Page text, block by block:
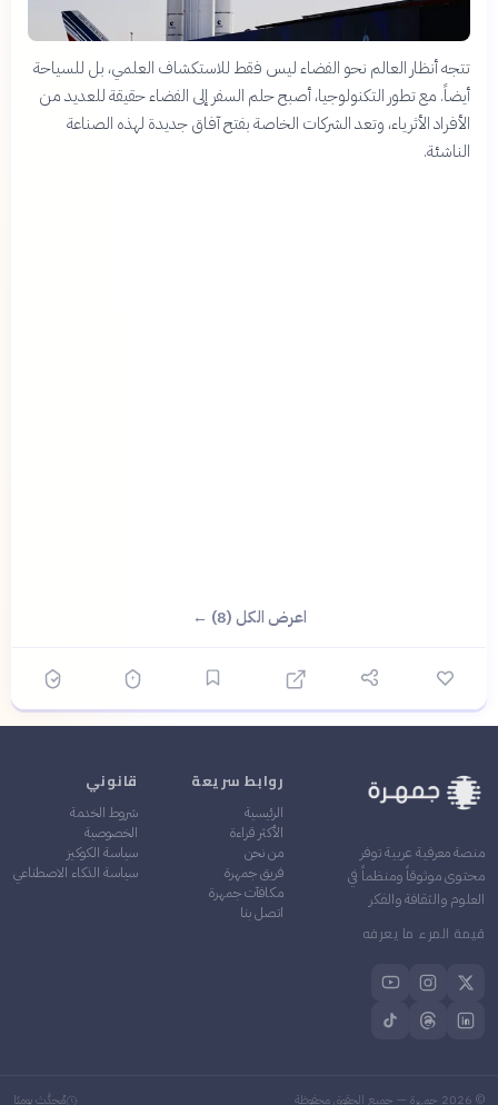
تتجه أنظار العالم نحو الفضاء ليس فقط للاستكشاف العلمي، بل للسياحة
أيضاً. مع تطور التكنولوجيا، أصبح حلم السفر إلى الفضاء حقيقة للعديد من
الأفراد الأثرياء، وتعد الشركات الخاصة بفتح آفاق جديدة لهذه الصناعة
الناشئة.
اعرض الكل (8) ←
منصة معرفية عربية توفر
محتوى موثوقاً ومنظماً في
العلوم والثقافة والفكر
قيمة المرء ما يعرفه
روابط سريعة
الرئيسية
الأكثر قراءة
من نحن
فريق جمهرة
مكافآت جمهرة
اتصل بنا
قانوني
شروط الخدمة
الخصوصية
سياسة الكوكيز
سياسة الذكاء الاصطناعي
©
2026 جمهرة — جميع الحقوق محفوظة مُحدَّث يوميًا